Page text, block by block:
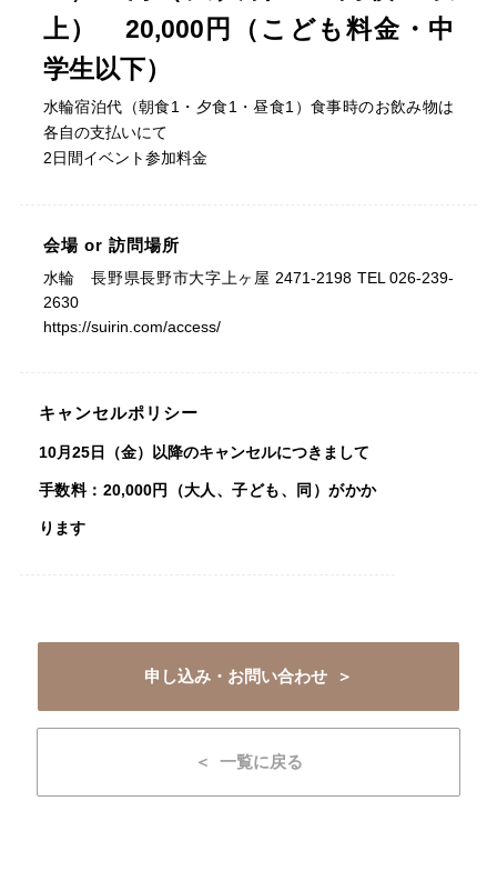
上） 20,000円（こども料金・中
学生以下）
水輪宿泊代（朝食1・夕食1・昼食1）食事時のお飲み物は
各自の支払いにて
2日間イベント参加料金
会場or 訪問場所
水輪 長野県長野市大字上ヶ屋 2471-2198 TEL 026-239-
2630
https://suirin.com/access/
キャンセルポリシー
10月25日（金）以降のキャンセルにつきまして
手数料：20,000円（大人、子ども、同）がかか
ります
申し込み・お問い合わせ ＞
＜ 一覧に戻る